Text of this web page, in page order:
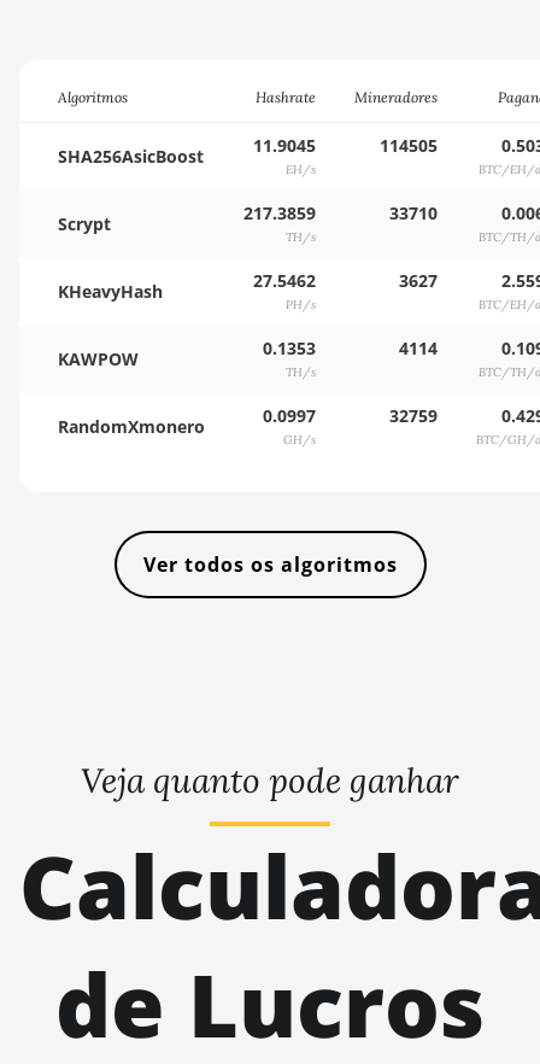
Algoritmos Hashrate Mineradores
SHA256AsicBoost 11.9045
EH/s
114505
BTC/EH/
Scrypt 217.3859
TH/s
33710
BTC/TH/
KHeavyHash 27.5462
PH/s
3627
BTC/EH/
KAWPOW 0.1353
TH/s
4114
BTC/TH/
RandomXmonero 0.0997
GH/s
32759
BTC/GH/
Ver todos os algoritmos
Veja quanto pode ganhar
de Lucros